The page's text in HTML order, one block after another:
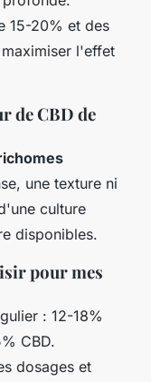
15-20% et des
l'effet
de CBD de
une texture ni
culture
disponibles.
pour mes
: 12-18%
CBD.
dosages et